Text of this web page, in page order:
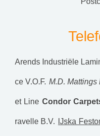
Arends Industriële
ce V.O.F. M.D. Mattings
et Line Condor
ravelle B.V. IJska